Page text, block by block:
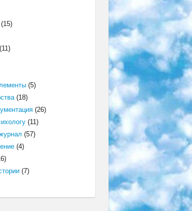
(5)
(18)
(26)
(11)
(57)
(4)
(7)